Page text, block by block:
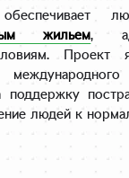
жильем,
Проект
поддержку
людей к